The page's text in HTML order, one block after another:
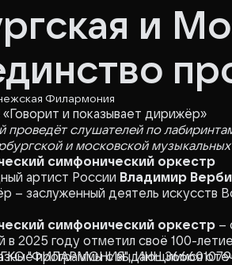
и
Филармония
и показывает дирижёр»
проведёт слушателей по
и московской
симфонический оркестр
артист России Владимир
– заслуженный деятель искусств
симфонический оркестр –
в 2025 году отметил своё 100-
программы с выдающимися
"ФИЛАРМОНИЯ", ИНН